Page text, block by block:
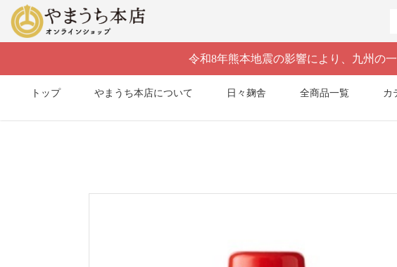
令和8年熊本地震の影響により、九州の
トップ やまうち本店について 日々麹舎 全商品一覧 カ